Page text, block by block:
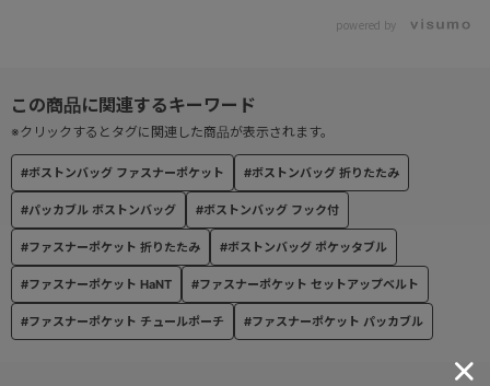
#ボストンバッグ ファスナーポケット #ボストンバッグ 折りたたみ
#パッカブル ボストンバッグ #ボストンバッグ フック付
#ファスナーポケット 折りたたみ #ボストンバッグ ポケッタブル
#ファスナーポケット HaNT #ファスナーポケット セットアップベルト
#ファスナーポケット チュールポーチ #ファスナーポケット パッカブル
※クリックするとタグに関連した商品が表示されます。
powered by